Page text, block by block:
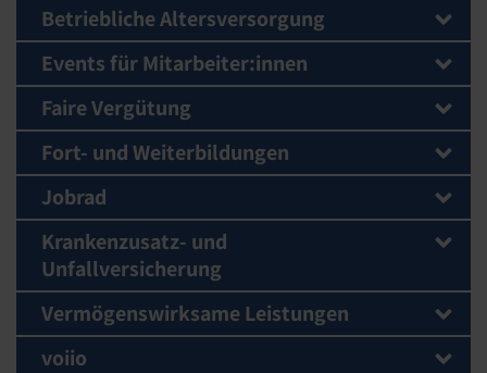
Betriebliche Altersversorgung
Events für Mitarbeiter:innen
Faire Vergütung
Fort- und Weiterbildungen
Jobrad
Krankenzusatz- und
Unfallversicherung
Vermögenswirksame Leistungen
voiio